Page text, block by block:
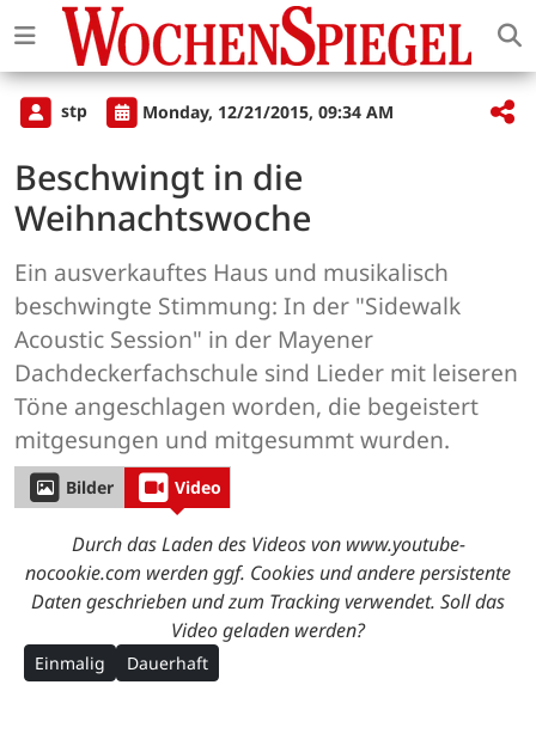
stp Monday, 12/21/2015, 09:34 AM
Beschwingt in die
Weihnachtswoche
Ein ausverkauftes Haus und musikalisch
beschwingte Stimmung: In der "Sidewalk
Acoustic Session" in der Mayener
Dachdeckerfachschule sind Lieder mit leiseren
Töne angeschlagen worden, die begeistert
mitgesungen und mitgesummt wurden.
Bilder Video
Durch das Laden des Videos von www.youtube-
nocookie.com werden ggf. Cookies und andere persistente
Daten geschrieben und zum Tracking verwendet. Soll das
Video geladen werden?
Einmalig Dauerhaft